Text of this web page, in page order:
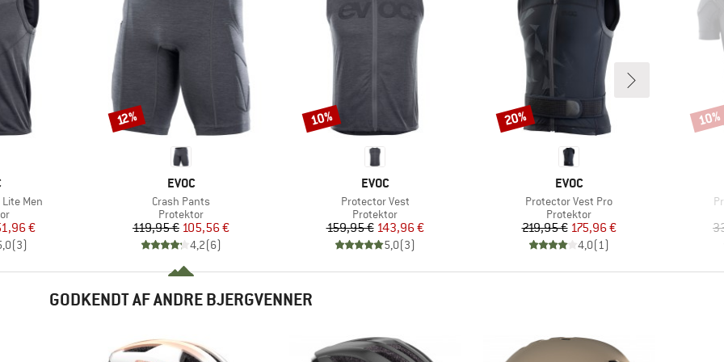
Men
pris
€
(3)
MÆRKE
EVOC
Artikel
Crash Pants
Produktgruppe
Protektor
Pris
119,95 € Nedsat pris
105,56 €
4,2(6)
Rabat
12%
MÆRKE
EVOC
Artikel
Protector Vest
Produktgruppe
Protektor
Pris
159,95 €Nedsat pris
143,96 €
5,0(3)
Rabat
10%
MÆRKE
EVOC
Artikel
Protector Vest Pro
Produktgruppe
Protektor
Pris
219,95 €Nedsat pris
175,96 €
4,0(1)
Rabat
20% Rabat
10%
GODKENDT AF ANDRE BJERGVENNER